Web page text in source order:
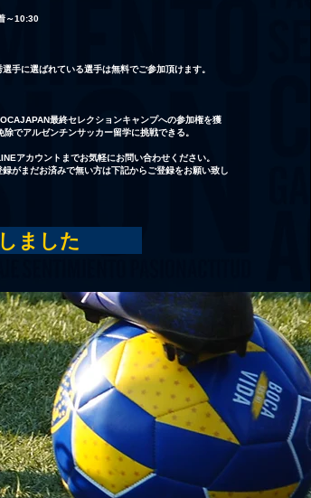
界への挑戦
クションに進出する権
ンチンへの短期サッカ
ンス
～10:30
手に選ばれている選手は無料でご参加頂けます。
最終セレクションキャンプへの参加権を獲
でアルゼンチンサッカー留学に挑戦できる。
アカウントまでお気軽にお問い合わせください。
がまだお済みで無い方は下記からご登録をお願い致し
ました